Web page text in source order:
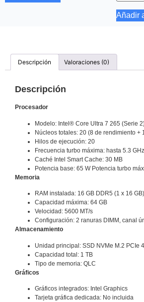
Añadir
Descripción Valoraciones (0)
Descripción
Procesador
Modelo: Intel® Core Ultra 7 265 (Serie
Núcleos totales: 20 (8 de rendimiento +
Hilos de ejecución: 20
Frecuencia turbo máxima: hasta 5.3 GHz
Caché Intel Smart Cache: 30 MB
Potencia base: 65 W Potencia turbo
Memoria
RAM instalada: 16 GB DDR5 (1 x 16 GB)
Capacidad máxima: 64 GB
Velocidad: 5600 MT/s
Configuración: 2 ranuras DIMM, canal
Almacenamiento
Unidad principal: SSD NVMe M.2 PCIe
Capacidad total: 1 TB
Tipo de memoria: QLC
Gráficos
Gráficos integrados: Intel Graphics
Tarjeta gráfica dedicada: No incluida